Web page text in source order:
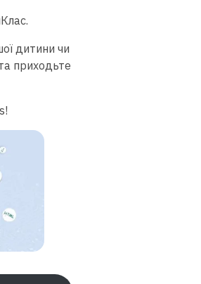
дитини чи
приходьте